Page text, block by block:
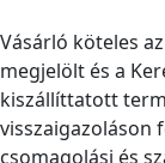
Vásárló köteles
megjelölt és a
kiszállíttatott
visszaigazoláson
csomagolási és